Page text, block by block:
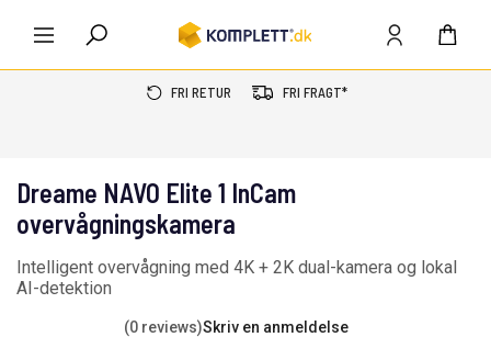
FRI RETUR FRI FRAGT*
Dreame NAVO Elite 1 InCam
overvågningskamera
Intelligent overvågning med 4K + 2K dual-kamera og lokal
AI-detektion
(0 reviews)Skriv en anmeldelse